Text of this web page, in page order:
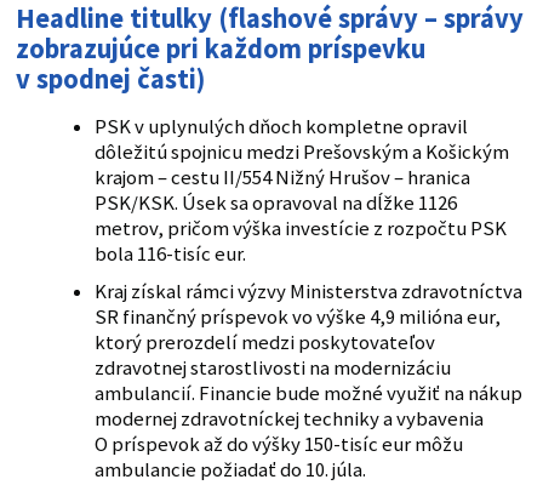
Headline titulky (flashové správy– správy
zobrazujúce pri každom príspevku
v spodnej časti)
PSK v uplynulých dňoch kompletne opravil
dôležitú spojnicu medzi Prešovským a Košickým
krajom – cestu II/554 Nižný Hrušov – hranica
PSK/KSK. Úsek sa opravoval na dĺžke 1126
metrov, pričom výška investície z rozpočtu PSK
bola 116-tisíc eur.
Kraj získal rámci výzvy Ministerstva zdravotníctva
SR finančný príspevok vo výške 4,9 milióna eur,
ktorý prerozdelí medzi poskytovateľov
zdravotnej starostlivosti na modernizáciu
ambulancií. Financie bude možné využiť na nákup
modernej zdravotníckej techniky a vybavenia
O príspevok až do výšky 150-tisíc eur môžu
ambulancie požiadať do 10. júla.